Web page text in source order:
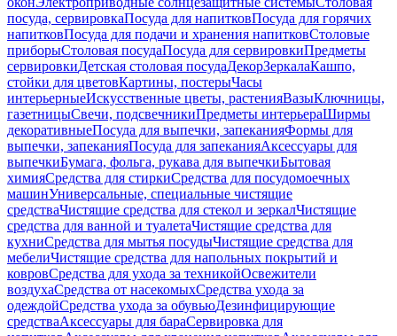
посуда, сервировкаПосуда для напитковПосуда для горячих
напитковПосуда для подачи и хранения напитковСтоловые
приборыСтоловая посудаПосуда для сервировкиПредметы
сервировкиДетская столовая посудаДекорЗеркалаКашпо,
стойки для цветовКартины, постерыЧасы
интерьерныеИскусственные цветы, растенияВазыКлючницы,
газетницыСвечи, подсвечникиПредметы интерьераШирмы
декоративныеПосуда для выпечки, запеканияФормы для
выпечки, запеканияПосуда для запеканияАксессуары для
выпечкиБумага, фольга, рукава для выпечкиБытовая
химияСредства для стиркиСредства для посудомоечных
машинУниверсальные, специальные чистящие
средстваЧистящие средства для стекол и зеркалЧистящие
средства для ванной и туалетаЧистящие средства для
кухниСредства для мытья посудыЧистящие средства для
мебелиЧистящие средства для напольных покрытий и
ковровСредства для ухода за техникойОсвежители
воздухаСредства от насекомыхСредства ухода за
одеждойСредства ухода за обувьюДезинфицирующие
средстваАксессуары для бараСервировка для